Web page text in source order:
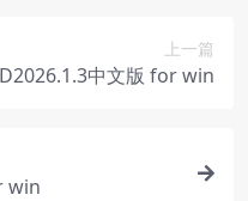
上一篇
中文版 for win
win